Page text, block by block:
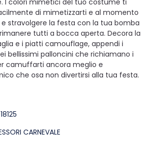
I colori mimetici del tuo costume ti
di mimetizzarti e al momento
stravolgere la festa con la tua bomba
tutti a bocca aperta. Decora la
e i piatti camouflage, appendi i
bellissimi palloncini che richiamano i
camuffarti ancora meglio e
che osa non divertirsi alla tua festa.
CARNEVALE